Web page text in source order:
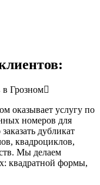
в Грозном
оказывает услугу по
номеров для
дубликат
квадроциклов,
Мы делаем
квадратной формы,